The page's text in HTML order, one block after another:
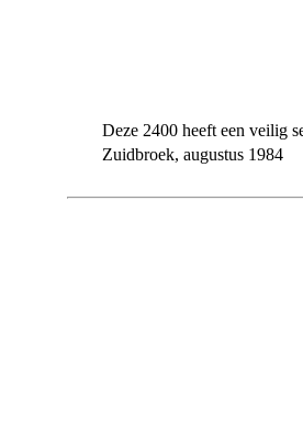
Deze 2400 heeft een veilig
Zuidbroek, augustus 1984